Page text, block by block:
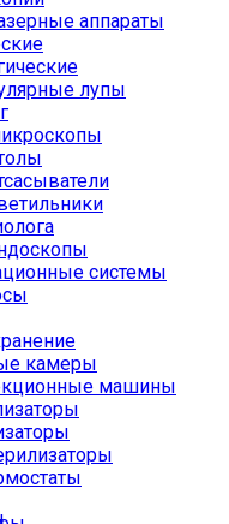
аппараты
лупы
системы
камеры
машины